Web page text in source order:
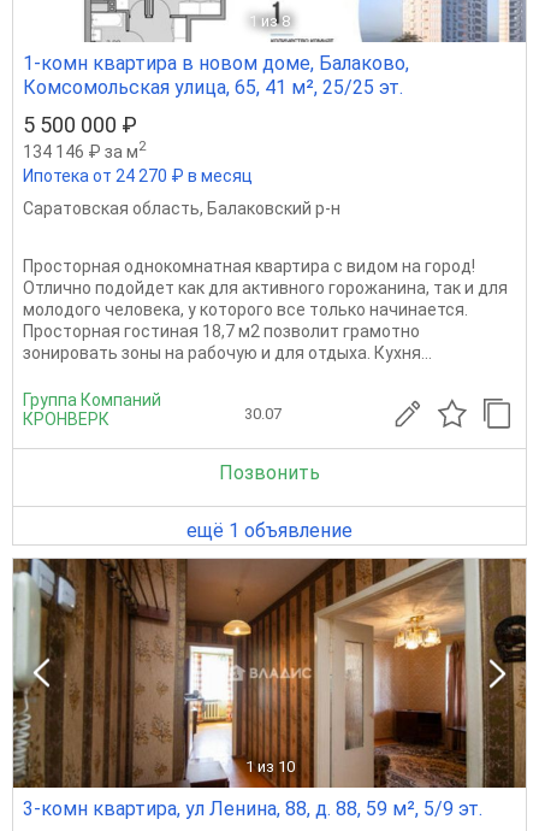
1 из 8
1-комн квартира в новом доме, Балаково,
Комсомольская улица, 65, 41 м², 25/25 эт.
5 500 000 ₽
134 146 ₽ за м2
Ипотека от 24 270 ₽ в месяц
Саратовская область, Балаковский р-н
Просторная однокомнатная квартира с видом на город!
Отлично подойдет как для активного горожанина, так и для
молодого человека, у которого все только начинается.
Просторная гостиная 18,7 м2 позволит грамотно
зонировать зоны на рабочую и для отдыха. Кухня...
Группа Компаний
КРОНВЕРК
30.07
Позвонить
ещё 1 объявление
1 из 10
3-комн квартира, ул Ленина, 88, д. 88, 59 м², 5/9 эт.